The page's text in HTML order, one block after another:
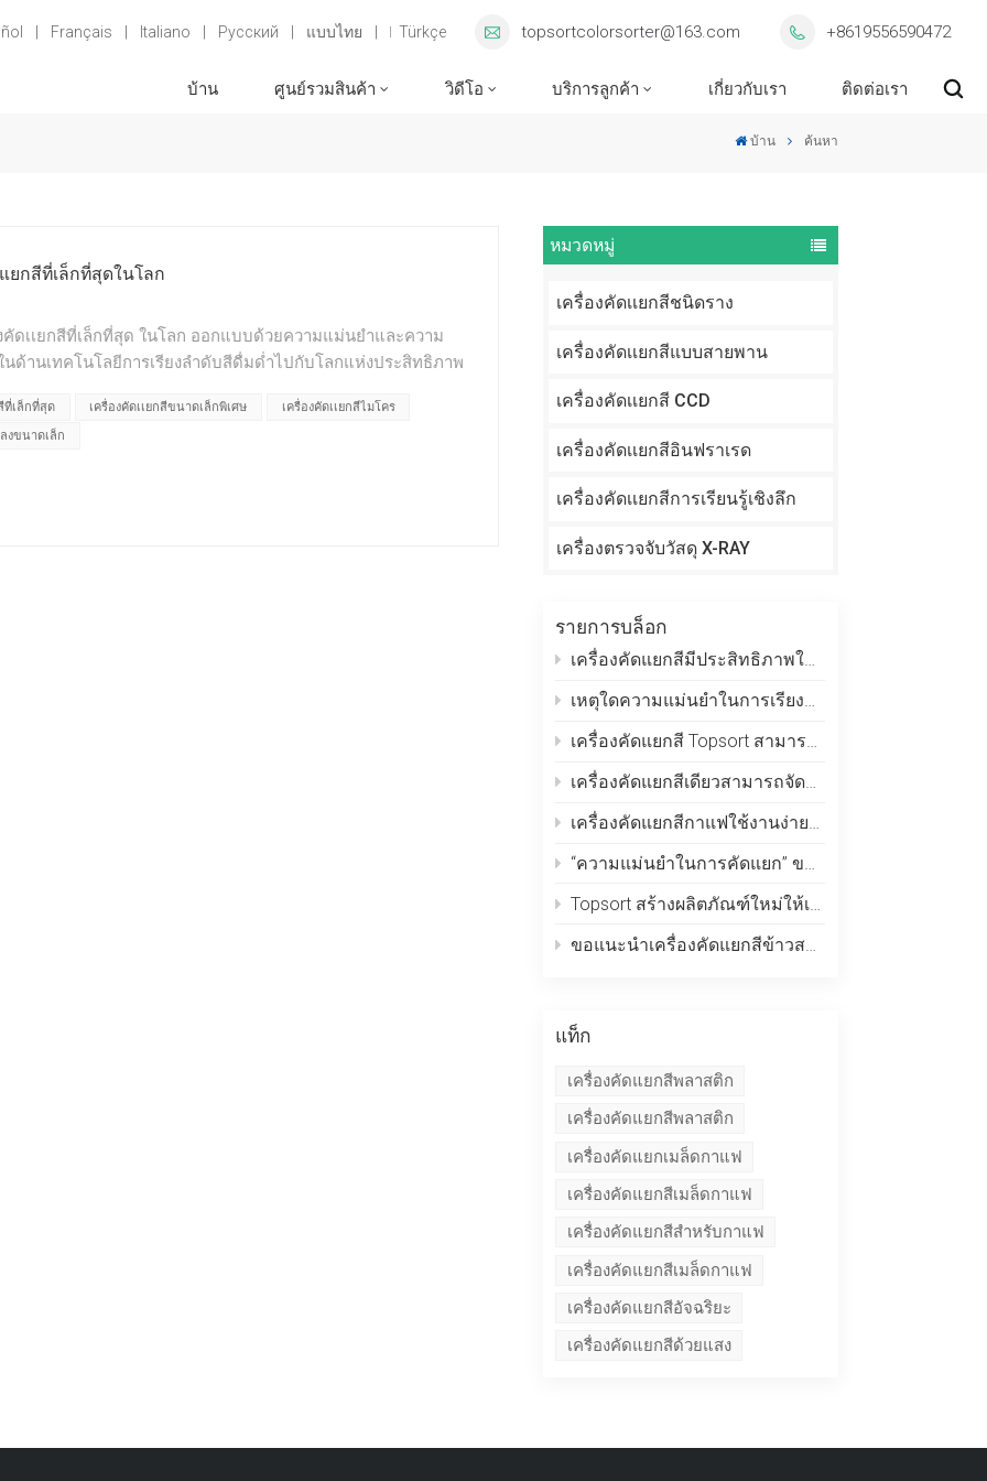
Français Italiano Русский แบบไทย Türkçe topsortcolorsorter@163.com +8619556590472
บ้าน ศูนย์รวมสินค้า วิดีโอ บริการลูกค้า เกี่ยวกับเรา ติดต่อเรา
บ้าน ค้นหา
หมวดหมู่
เครื่องคัดเเยกสีชนิดราง
เครื่องคัดเเยกสีแบบสายพาน
เครื่องคัดเเยกสี CCD
เครื่องคัดเเยกสีอินฟราเรด
เครื่องคัดเเยกสีการเรียนรู้เชิงลึก
เครื่องตรวจจับวัสดุ X-RAY
รายการบล็อก
เครื่องคัดแยกสีมีประสิทธิภาพในการคัดแยกอนุภาคพลาสติกอย่างไร?
เหตุใดความแม่นยำในการเรียงลำดับจึงลดลงอย่างกะทันหัน?
เครื่องคัดแยกสี Topsort สามารถคัดแยกเมล็ดกาแฟตามขนาด สี และตำหนิได้ในครั้งเดียวหรือไม่?
เครื่องคัดแยกสีเดียวสามารถจัดการกับวัสดุหลายชนิดได้หรือไม่?
เครื่องคัดแยกสีกาแฟใช้งานง่ายหรือไม่ จำเป็นต้องมีการฝึกอบรมเฉพาะทางหรือไม่
“ความแม่นยำในการคัดแยก” ของเครื่องคัดแยกสีแบบออปติคัลคือเท่าไร?
Topsort สร้างผลิตภัณฑ์ใหม่ให้เป็นเครื่องคัดแยกสีที่เล็กที่สุดในโลก
ขอแนะนำเครื่องคัดแยกสีข้าวสาลี Topsort - การปฏิวัติเทคโนโลยีการคัดแยกเมล็ดพืช
แท็ก
เครื่องคัดแยกสีพลาสติก
เครื่องคัดแยกสีพลาสติก
เครื่องคัดแยกเมล็ดกาแฟ
เครื่องคัดแยกสีเมล็ดกาแฟ
เครื่องคัดแยกสีสำหรับกาแฟ
เครื่องคัดแยกสีเมล็ดกาแฟ
เครื่องคัดแยกสีอัจฉริยะ
เครื่องคัดแยกสีด้วยแสง
ยกสีที่เล็กที่สุดในโลก
ดเเยกสีที่เล็กที่สุด ในโลก ออกแบบด้วยความแม่นยำและความ
ด้านเทคโนโลยีการเรียงลำดับสีดื่มด่ำไปกับโลกแห่งประสิทธิภาพ
ารผลิตใดๆ ได้อย่างราบรื่น ลดความต้องการพื้นที่และเพิ่มผลผลิต
หมู่และแยกสีได้อย่างง่ายดายด้วยความแม่นยำที่น่าอัศจรรย์ ส่วน
ขึ้นอย่างพิถีพิถันเพื่อให้มั่นใจถึงความน่าเชื่อถือและฟังก์ชันการ
จะวิเคราะห์แต่ละวัตถุอย่างพิถีพิถัน โดยเลือกและเปลี่ยนเส้นทาง
สีจะเปลี่ยนจากความสับสนไปสู่การสั่งซื้อ ปูทางไปสู่การเพิ่ม
ที่เล็กที่สุด เครื่องคัดเเยกสีขนาดเล็กพิเศษ
เครื่องคัดเเยกสีไมโคร
งขนาดเล็ก